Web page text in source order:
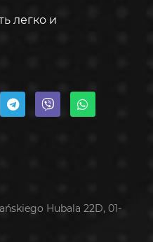
легко и
Hubala 22D, 01-